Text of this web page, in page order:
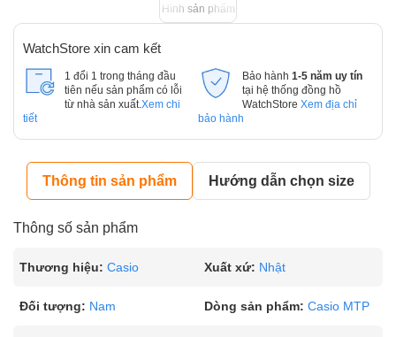
Hình sản phẩm
WatchStore xin cam kết
1 đổi 1 trong tháng đầu
tiên nếu sản phẩm có lỗi
từ nhà sản xuất. Xem chi
tiết
Bảo hành 1-5 năm uy tín
tại hệ thống đồng hồ
WatchStore Xem địa chỉ
bảo hành
Thông tin sản phẩm Hướng dẫn chọn size
Thông số sản phẩm
Thương hiệu: Casio Xuất xứ: Nhật
Đối tượng: Nam Dòng sản phẩm: Casio MTP